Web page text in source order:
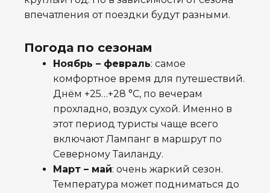
впечатления от поездки будут разными.
Погода по сезонам
Ноябрь – февраль: самое
комфортное время для путешествий.
Днём +25…+28 °C, по вечерам
прохладно, воздух сухой. Именно в
этот период туристы чаще всего
включают Лампанг в маршрут по
Северному Таиланду.
Март – май: очень жаркий сезон.
Температура может подниматься до